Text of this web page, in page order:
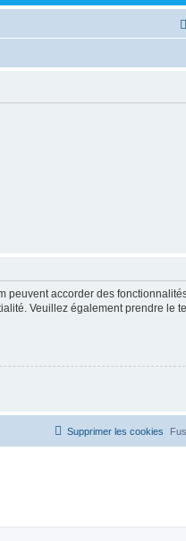
peuvent accorder des
Veuillez également prendre le
Supprimer les cookies